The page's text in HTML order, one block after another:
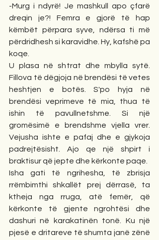
-Murg i ndyrë! Je mashkull apo çfarë
dreqin je?! Femra e gjorë të hap
këmbët përpara syve, ndërsa ti më
përdridhesh si karavidhe. Hy, kafshë pa
koqe.
U plasa në shtrat dhe mbylla sytë.
Fillova të dëgjoja në brendësi të vetes
heshtjen e botës. S'po hyja në
brendësi veprimeve të mia, thua të
ishin të pavullnetshme. Si një
gromësimë e brendshme vjella vrer.
Vejusha ishte e pafaj dhe e gjykoja
padrejtësisht. Ajo qe një shpirt i
braktisur që jepte dhe kërkonte paqe.
Isha gati të ngrihesha, të zbrisja
rrëmbimthi shkallët prej dërrasë, ta
ktheja nga rruga, atë femër, që
kërkonte të gjente ngrohtësi dhe
dashuri në karakatinën tonë. Ku një
pjesë e dritareve të shumta janë zënë